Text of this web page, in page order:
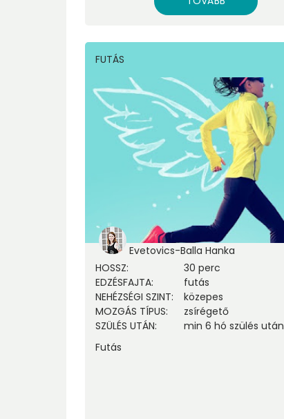
FUTÁS
Evetovics-Balla Hanka
HOSSZ:
30 perc
EDZÉSFAJTA:
futás
NEHÉZSÉGI SZINT:
közepes
MOZGÁS TÍPUS:
zsírégető
SZÜLÉS UTÁN:
min 6 hó szülés után
Futás